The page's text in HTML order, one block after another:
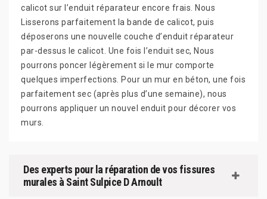
calicot sur l’enduit réparateur encore frais. Nous
Lisserons parfaitement la bande de calicot, puis
déposerons une nouvelle couche d’enduit réparateur
par-dessus le calicot. Une fois l’enduit sec, Nous
pourrons poncer légèrement si le mur comporte
quelques imperfections. Pour un mur en béton, une fois
parfaitement sec (après plus d’une semaine), nous
pourrons appliquer un nouvel enduit pour décorer vos
murs.
Des experts pour la réparation de vos fissures
murales à Saint Sulpice D Arnoult